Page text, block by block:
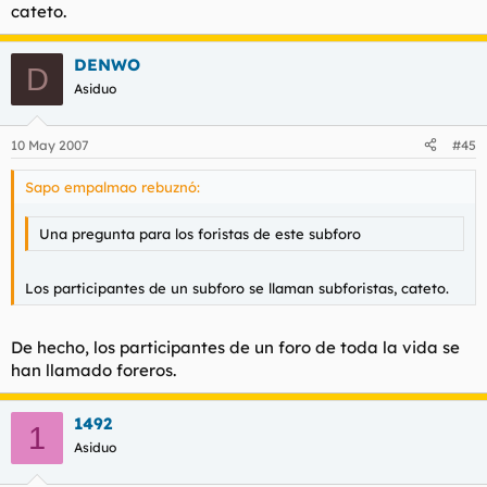
cateto.
D DENWO
Asiduo
10 May 2007 #45
Sapo empalmao rebuznó:
Una pregunta para los foristas de este subforo
Los participantes de un subforo se llaman subforistas, cateto.
De hecho, los participantes de un foro de toda la vida se
han llamado foreros.
1 1492
Asiduo